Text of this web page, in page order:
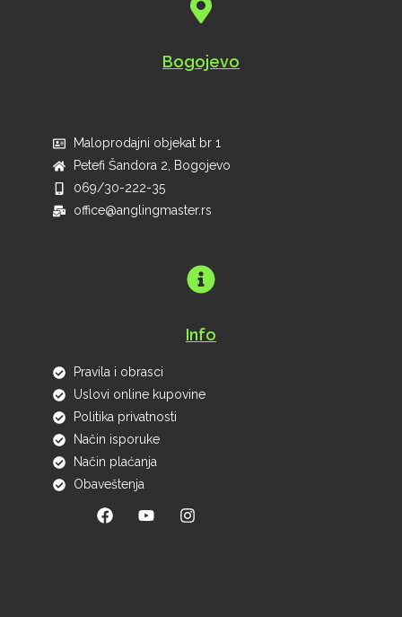
Bogojevo
Maloprodajni objekat br 1
Petefi Šandora 2, Bogojevo
069/30-222-35
office@anglingmaster.rs
Info
Pravila i obrasci
Uslovi online kupovine
Politika privatnosti
Način isporuke
Način plaćanja
Obaveštenja